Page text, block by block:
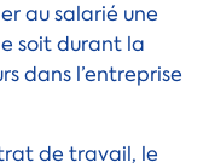
au salarié une
soit durant la
dans l’entreprise
de travail, le